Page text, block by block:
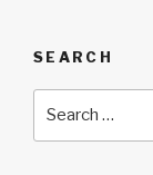
SEARCH